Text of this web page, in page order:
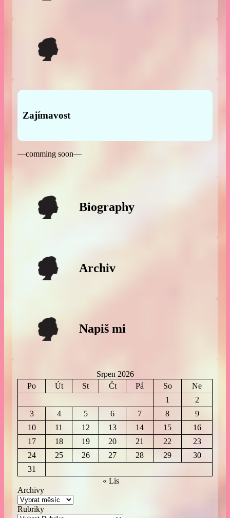
Zajímavost
—comming soon—
Biography
Archiv
Napiš mi
Srpen 2026
Po
Út St Čt Pá So
Ne
1
2
3
4 5 6 7 8
9
10
11 12 13 14 15
16
17
18 19 20 21 22
23
24
25 26 27 28 29
30
31
« Lis
Archivy
Rubriky